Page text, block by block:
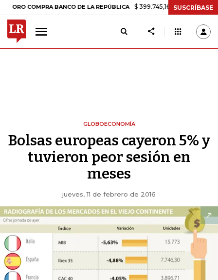
BANCO DE LA REPÚBLICA $ 399.745,16 +$ 2.295,71 +0,58%
SUSCRÍBASE
GLOBOECONOMÍA
Bolsas europeas cayeron 5% y
tuvieron peor sesión en
meses
jueves, 11 de febrero de 2016